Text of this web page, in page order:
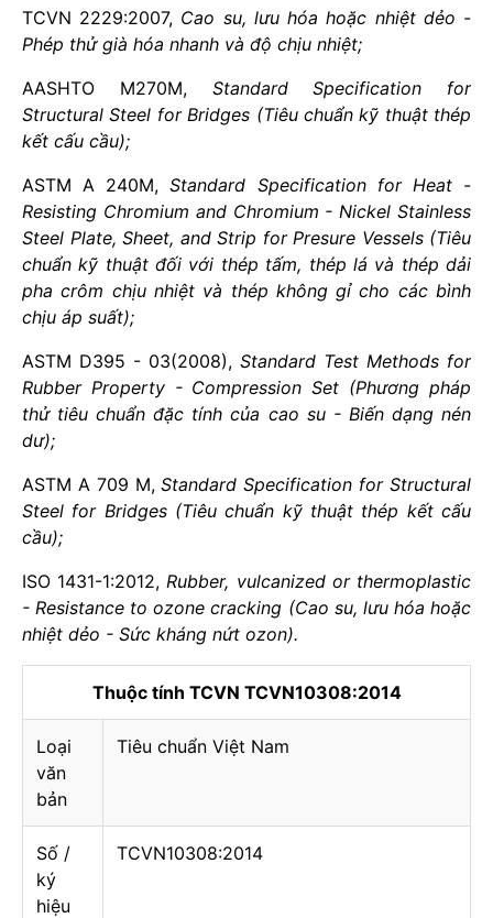
TCVN 2229:2007, Cao su, lưu hóa hoặc nhiệt dẻo -
Phép thử già hóa nhanh và độ chịu nhiệt;
AASHTO M270M, Standard Specification for
Structural Steel for Bridges (Tiêu chuẩn kỹ thuật thép
kết cấu cầu);
ASTM A 240M,Standard Specification for Heat -
Resisting Chromium and Chromium - Nickel Stainless
Steel Plate, Sheet, and Strip for Presure Vessels (Tiêu
chuẩn kỹ thuật đối với thép tấm, thép lá và thép dải
pha crôm chịu nhiệt và thép không gỉ cho các bình
chịu áp suất);
ASTM D395 - 03(2008), Standard Test Methods for
Rubber Property - Compression Set (Phương pháp
thử tiêu chuẩn đặc tính của cao su - Biến dạng nén
dư);
ASTM A 709 M,Standard Specification for Structural
Steel for Bridges (Tiêu chuẩn kỹ thuật thép kết cấu
cầu);
ISO 1431-1:2012,Rubber, vulcanized or thermoplastic
- Resistance to ozone cracking (Cao su, lưu hóa hoặc
nhiệt dẻo - Sức kháng nứt ozon).
Thuộc tính TCVN TCVN10308:2014
Loại
văn
bản
Tiêu chuẩn Việt Nam
Số /
ký
hiệu
TCVN10308:2014